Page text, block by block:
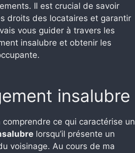
Il est crucial de savoir
droits des locataires et garantir
vous guider à travers les
insalubre et obtenir les
insalubre
ce qui caractérise un
lorsqu’il présente un
voisinage. Au cours de ma